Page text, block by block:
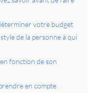
votre budget
de la personne à qui
fonction de son
en compte